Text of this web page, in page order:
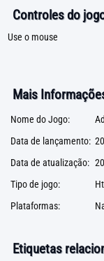
Controles do
Use o mouse
Mais
Nome do Jogo:
Data de lançamento:
Data de atualização:
Tipo de jogo:
Plataformas:
Etiquetas